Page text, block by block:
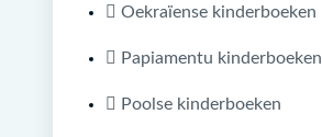
Oekraïense kinderboeken
Papiamentu kinderboeken
Poolse kinderboeken